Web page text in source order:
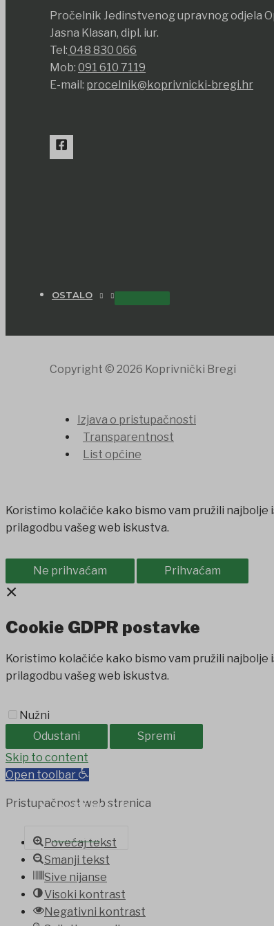
OSTALO
SAVJET MLADIH
KONTAKT
Pročelnik Jedinstvenog upravnog odjela
Jasna Klasan, dipl. iur.
Tel: 048 830 066
Mob: 091 610 7119
E-mail: procelnik@koprivnicki-bregi.hr
Copyright © 2026 Koprivnički Bregi
Izjava o pristupačnosti
Transparentnost
List općine
Koristimo kolačiće kako bismo vam pružili
prilagodbu vašeg web iskustva.
Ne prihvaćam Prihvaćam
×
Cookie GDPR postavke
Koristimo kolačiće kako bismo vam pružili
prilagodbu vašeg web iskustva.
Nužni
Odustani
Spremi
holiganbet
Skip to content
Open toolbar
Pristupačnost web stranica
Povećaj tekst
Smanji tekst
Sive nijanse
Visoki kontrast
Negativni kontrast